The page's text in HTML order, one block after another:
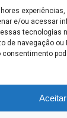
e/ou acessar
tecnologias
de navegação
consentimento
Aceitar
e
venda de
multiplicar
como boletins